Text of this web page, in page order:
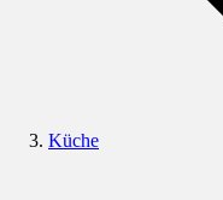
Küche